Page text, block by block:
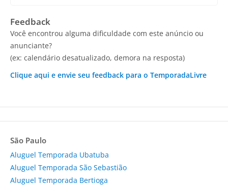
Feedback
Você encontrou alguma dificuldade com este anúncio ou
anunciante?
(ex: calendário desatualizado, demora na resposta)
Clique aqui e envie seu feedback para o TemporadaLivre
São Paulo
Aluguel Temporada Ubatuba
Aluguel Temporada São Sebastião
Aluguel Temporada Bertioga